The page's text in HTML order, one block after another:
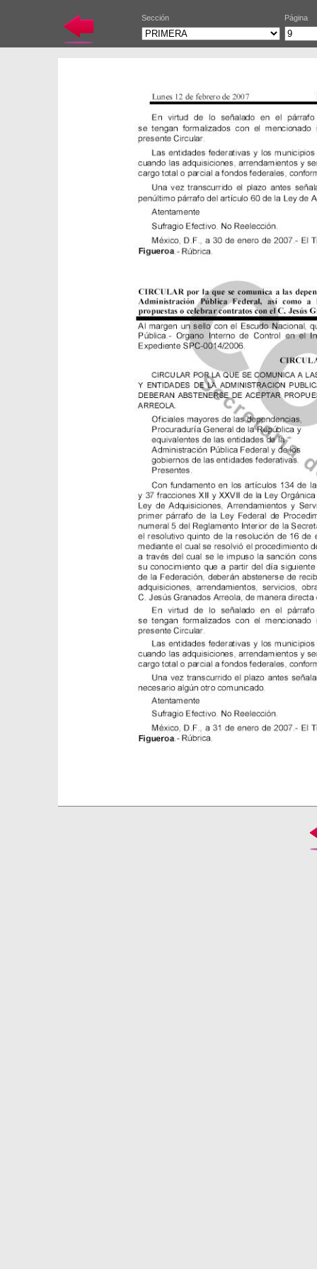
Sección Página